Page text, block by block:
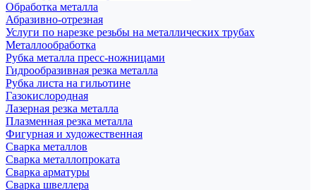
Обработка металла
Абразивно-отрезная
Услуги по нарезке резьбы на металлических трубах
Металлообработка
Рубка металла пресс-ножницами
Гидрообразивная резка металла
Рубка листа на гильотине
Газокислородная
Лазерная резка металла
Плазменная резка металла
Фигурная и художественная
Сварка металлов
Сварка металлопроката
Сварка арматуры
Сварка швеллера